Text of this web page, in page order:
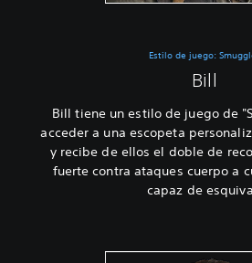
Estilo de juego:
Bill
Bill tiene un estilo de juego de
acceder a una escopeta
y recibe de ellos el doble de
fuerte contra ataques cuerpo a
capaz de